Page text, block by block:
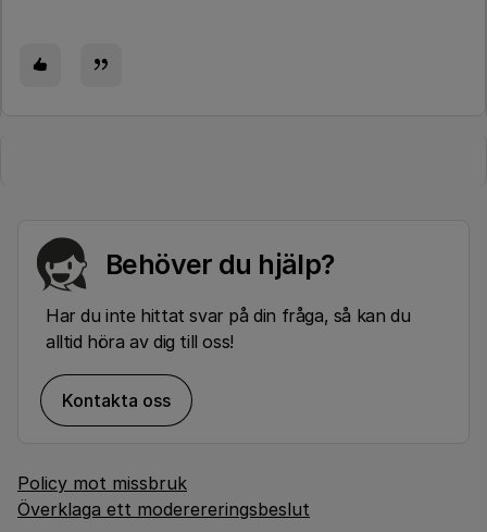
Behöver du hjälp?
Har du inte hittat svar på din fråga, så kan du
alltid höra av dig till oss!
Kontakta oss
Policy mot missbruk
Överklaga ett moderereringsbeslut